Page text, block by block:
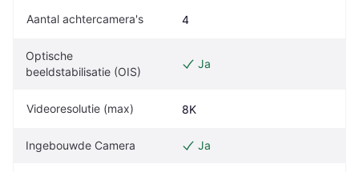
Aantal achtercamera's 4
Optische
beeldstabilisatie (OIS)
Ja
Videoresolutie (max) 8K
Ingebouwde Camera Ja